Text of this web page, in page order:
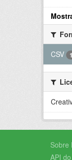
CSV
1
Sobre
API